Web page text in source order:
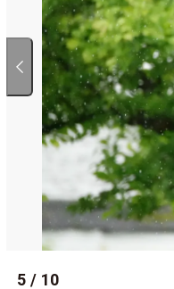
5 / 10